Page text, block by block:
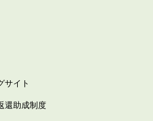
サイト
還助成制度